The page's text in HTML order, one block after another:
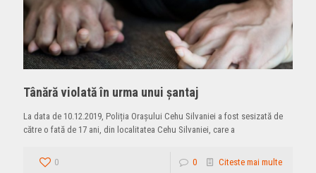
Tânără violată în urma unui şantaj
La data de 10.12.2019, Poliția Orașului Cehu Silvaniei a fost sesizată de
către o fată de 17 ani, din localitatea Cehu Silvaniei, care a
0 0 Citeste mai multe